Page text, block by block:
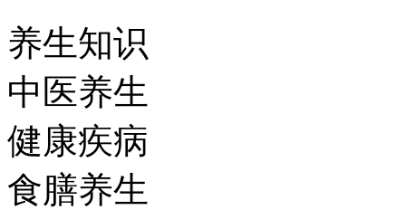
养生知识
中医养生
健康疾病
食膳养生